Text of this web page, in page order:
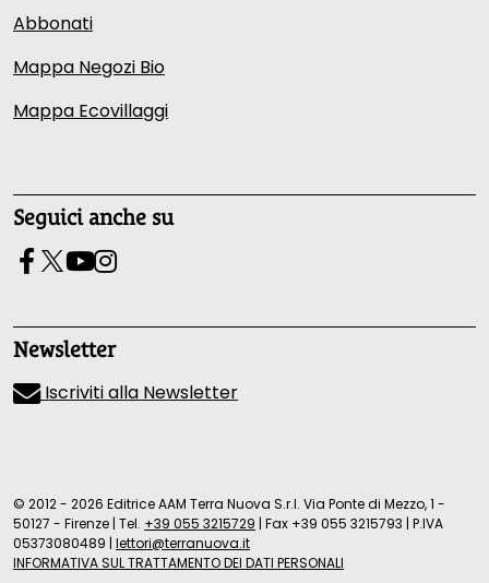
Abbonati
Mappa Negozi Bio
Mappa Ecovillaggi
Seguici anche su
Newsletter
Iscriviti alla Newsletter
© 2012 - 2026 Editrice AAM Terra Nuova S.r.l. Via Ponte di Mezzo, 1 -
50127 - Firenze | Tel. +39 055 3215729 | Fax +39 055 3215793 | P.IVA
05373080489 | lettori@terranuova.it
INFORMATIVA SUL TRATTAMENTO DEI DATI PERSONALI